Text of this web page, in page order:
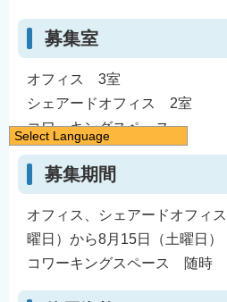
募集室
オフィス 3室
シェアードオフィス 2室
コワーキングスペース
募集期間
オフィス、シェアードオフィ
曜日）から8月15日（土曜日）
コワーキングスペース 随時
Select Language
日本語
English
简体中文
繁體中文
한국어
नेपाली